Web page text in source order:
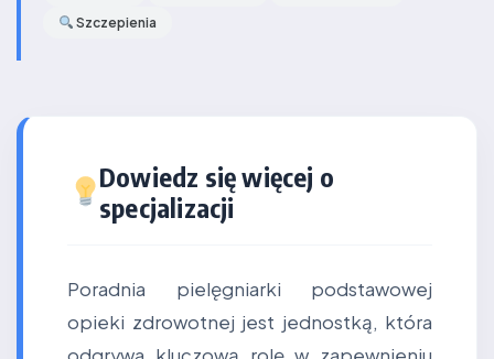
Szczepienia
Dowiedz się więcej o
specjalizacji
Poradnia pielęgniarki podstawowej
opieki zdrowotnej jest jednostką, która